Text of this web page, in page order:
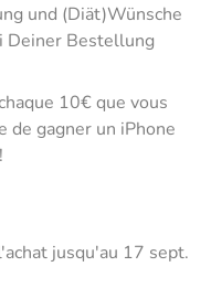
und (Diät)Wünsche
Deiner Bestellung
10€ que vous
de gagner un iPhone
jusqu'au 17 sept.